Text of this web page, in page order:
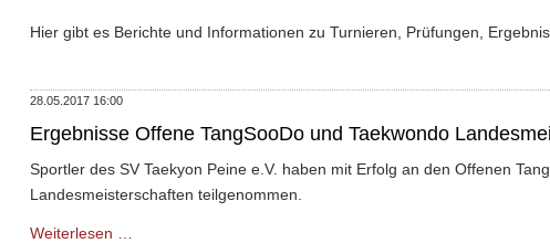
Hier gibt es Berichte und Informationen zu Turnieren, Prüfungen,
28.05.2017 16:00
Ergebnisse Offene TangSooDo und Taekwondo
Sportler des SV Taekyon Peine e.V. haben mit Erfolg an den Offenen
Landesmeisterschaften teilgenommen.
Weiterlesen …